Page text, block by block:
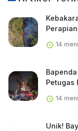
14
Petugas
14
Unik!